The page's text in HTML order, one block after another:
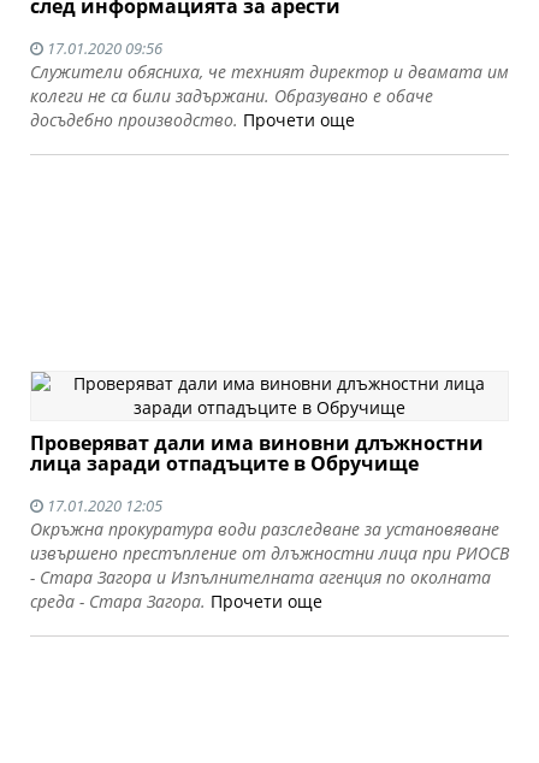
след информацията за арести
17.01.2020 09:56
Служители обясниха, че техният директор и двамата им
колеги не са били задържани. Образувано е обаче
досъдебно производство. Прочети още
Проверяват дали има виновни длъжностни
лица заради отпадъците в Обручище
17.01.2020 12:05
Окръжна прокуратура води разследване за установяване
извършено престъпление от длъжностни лица при РИОСВ
- Стара Загора и Изпълнителната агенция по околната
среда - Стара Загора. Прочети още